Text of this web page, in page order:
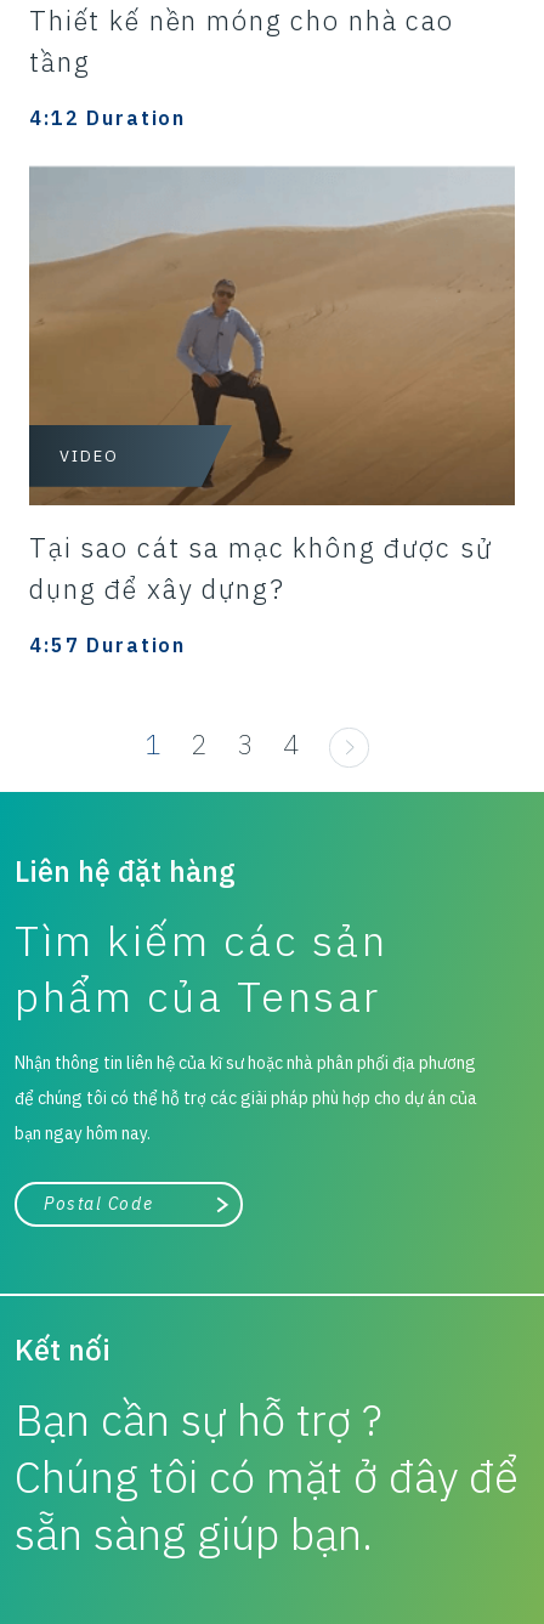
Thiết kế nền móng cho nhà cao
tầng
4:12 Duration
VIDEO
Tại sao cát sa mạc không được sử
dụng để xây dựng?
4:57 Duration
1 2 3 4
Liên hệ đặt hàng
Tìm kiếm các sản
phẩm của Tensar
Nhận thông tin liên hệ của kĩ sư hoặc nhà phân phối địa phương
để chúng tôi có thể hỗ trợ các giải pháp phù hợp cho dự án của
bạn ngay hôm nay.
Thành phố, tiểu bang hoặc mã zip/bưu chính
Tìm kiếm
Kết nối
Bạn cần sự hỗ trợ ?
Chúng tôi có mặt ở đây để
sẵn sàng giúp bạn.